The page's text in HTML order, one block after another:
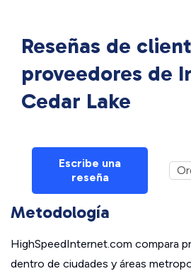
Reseñas de
proveedores de
Cedar Lake
Escribe una
reseña
Metodología
HighSpeedInternet.com compara
dentro de ciudades y áreas